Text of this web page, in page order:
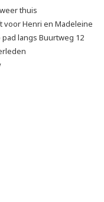
thuis
voor Henri en Madeleine
langs Buurtweg 12